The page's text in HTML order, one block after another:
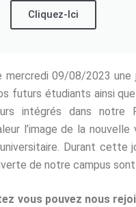
Cliquez-Ici
mercredi 09/08/2023
futurs étudiants ainsi
intégrés dans notre
l’image de la
Durant cette
de notre campus sont
vous pouvez nous